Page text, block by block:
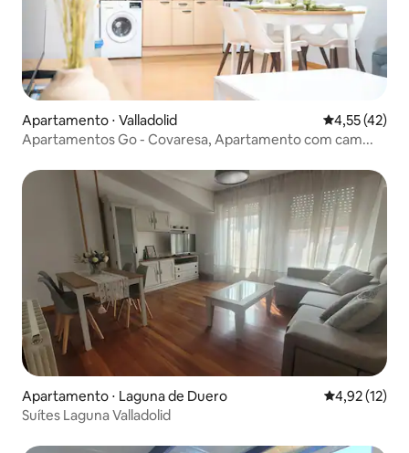
Apartamento ⋅ Valladolid 4,55 de uma
4,55 (42)
Apartamentos Go - Covaresa, Apartamento com cam...
Apartamento ⋅ Laguna de Duero 4,92 de uma
4,92 (12)
Suítes Laguna Valladolid